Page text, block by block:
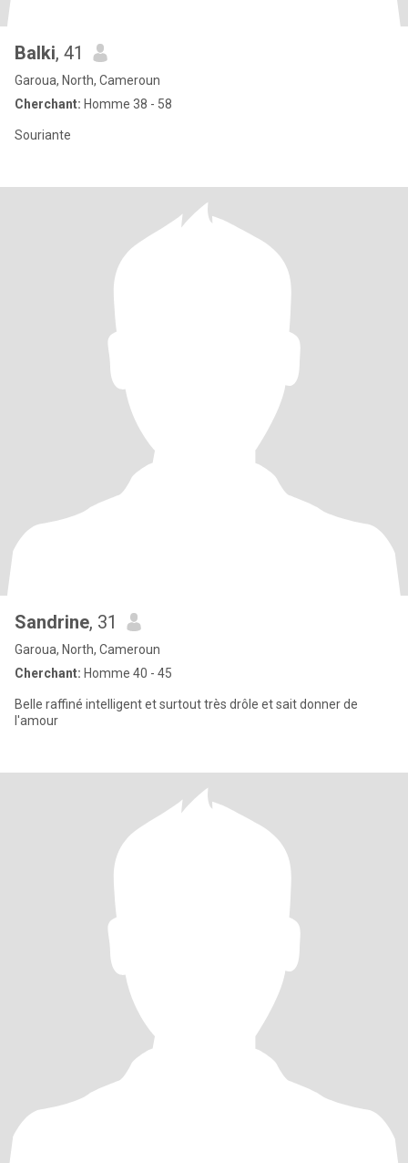
Balki, 41
Garoua, North, Cameroun
Cherchant: Homme 38 - 58
Souriante
Sandrine, 31
Garoua, North, Cameroun
Cherchant: Homme 40 - 45
Belle raffiné intelligent et surtout très drôle et sait donner de
l'amour